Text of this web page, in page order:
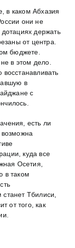
в каком Абхазия
они не
держать
от центра.
бюджете.
в этом дело.
в
с
есть ли
куда все
Осетия,
в таком
Тбилиси,
от того, как